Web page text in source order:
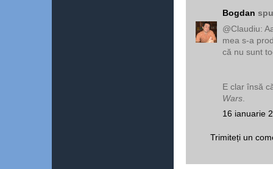
Bogdan
@Claudiu:
mea s-a
că nu sunt
E clar însă
Wars
16 ianuarie
Trimiteți un